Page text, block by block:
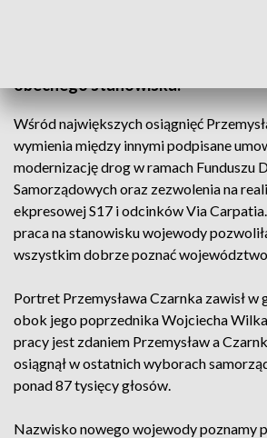
obecnego stanowiska.
Wśród największych osiągnięć
wymienia między innymi podpisane
modernizację drog w ramach Funduszu
Samorządowych oraz zezwolenia na
ekpresowej S17 i odcinków Via
praca na stanowisku wojewody
wszystkim dobrze poznać
Portret Przemysława Czarnka zawisł
obok jego poprzednika Wojciecha
pracy jest zdaniem Przemysław a
osiągnął w ostatnich wyborach
ponad 87 tysięcy głosów.
Nazwisko nowego wojewody poznamy